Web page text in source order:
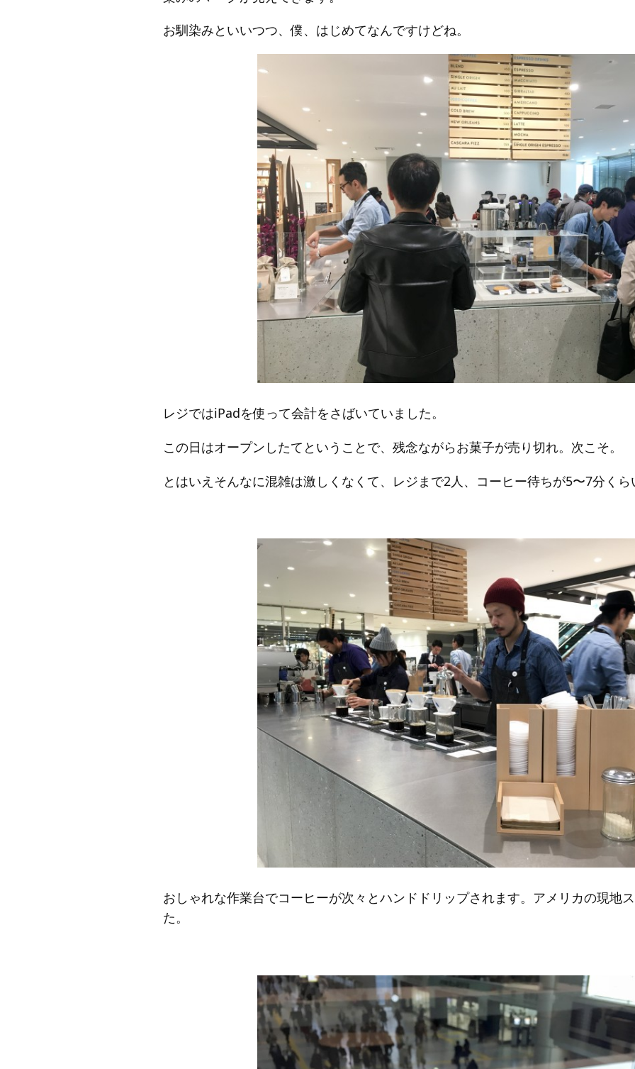
お馴染みといいつつ、僕、はじめてなんですけどね。
レジではiPadを使って会計をさばいていました。
この日はオープンしたてということで、残念ながらお菓子が売り切れ。次こそ。
とはいえそんなに混雑は激しくなくて、レジまで2人、コーヒー待ちが5〜7分く
おしゃれな作業台でコーヒーが次々とハンドドリップされます。アメリカの現地
た。